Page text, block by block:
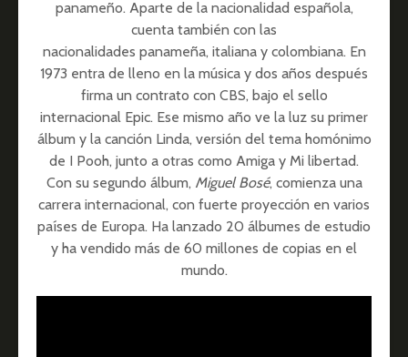
panameño. Aparte de la nacionalidad española,
cuenta también con las
nacionalidades panameña, italiana y colombiana.​ En
1973 entra de lleno en la música y dos años después
firma un contrato con CBS, bajo el sello
internacional Epic. Ese mismo año ve la luz su primer
álbum y la canción Linda, versión del tema homónimo
de I Pooh, junto a otras como Amiga y Mi libertad.
Con su segundo álbum, Miguel Bosé, comienza una
carrera internacional, con fuerte proyección en varios
países de Europa. Ha lanzado 20 álbumes de estudio
y ha vendido más de 60 millones de copias en el
mundo.​